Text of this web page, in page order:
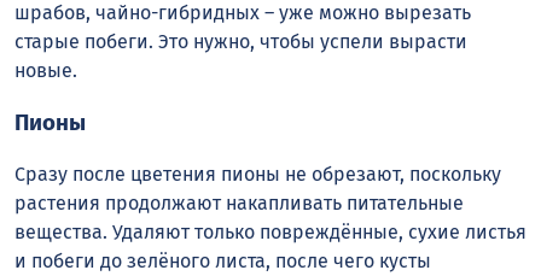
шрабов, чайно-гибридных – уже можно вырезать
старые побеги. Это нужно, чтобы успели вырасти
новые.
Пионы
Сразу после цветения пионы не обрезают, поскольку
растения продолжают накапливать питательные
вещества. Удаляют только повреждённые, сухие листья
и побеги до зелёного листа, после чего кусты